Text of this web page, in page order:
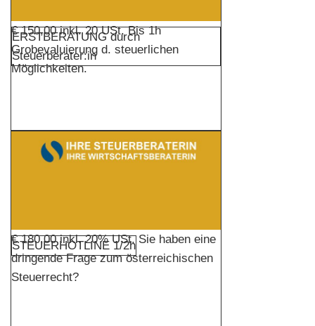
ERSTBERATUNG durch
Steuerberater:in
€ 150,00 inkl. 20 USt. Bis 1h
Grobevaluierung d. steuerlichen
Möglichkeiten.
STEUERHOTLINE 1/2h
€ 180,00 inkl. 20% USt. Sie haben eine
dringende Frage zum österreichischen
Steuerrecht?